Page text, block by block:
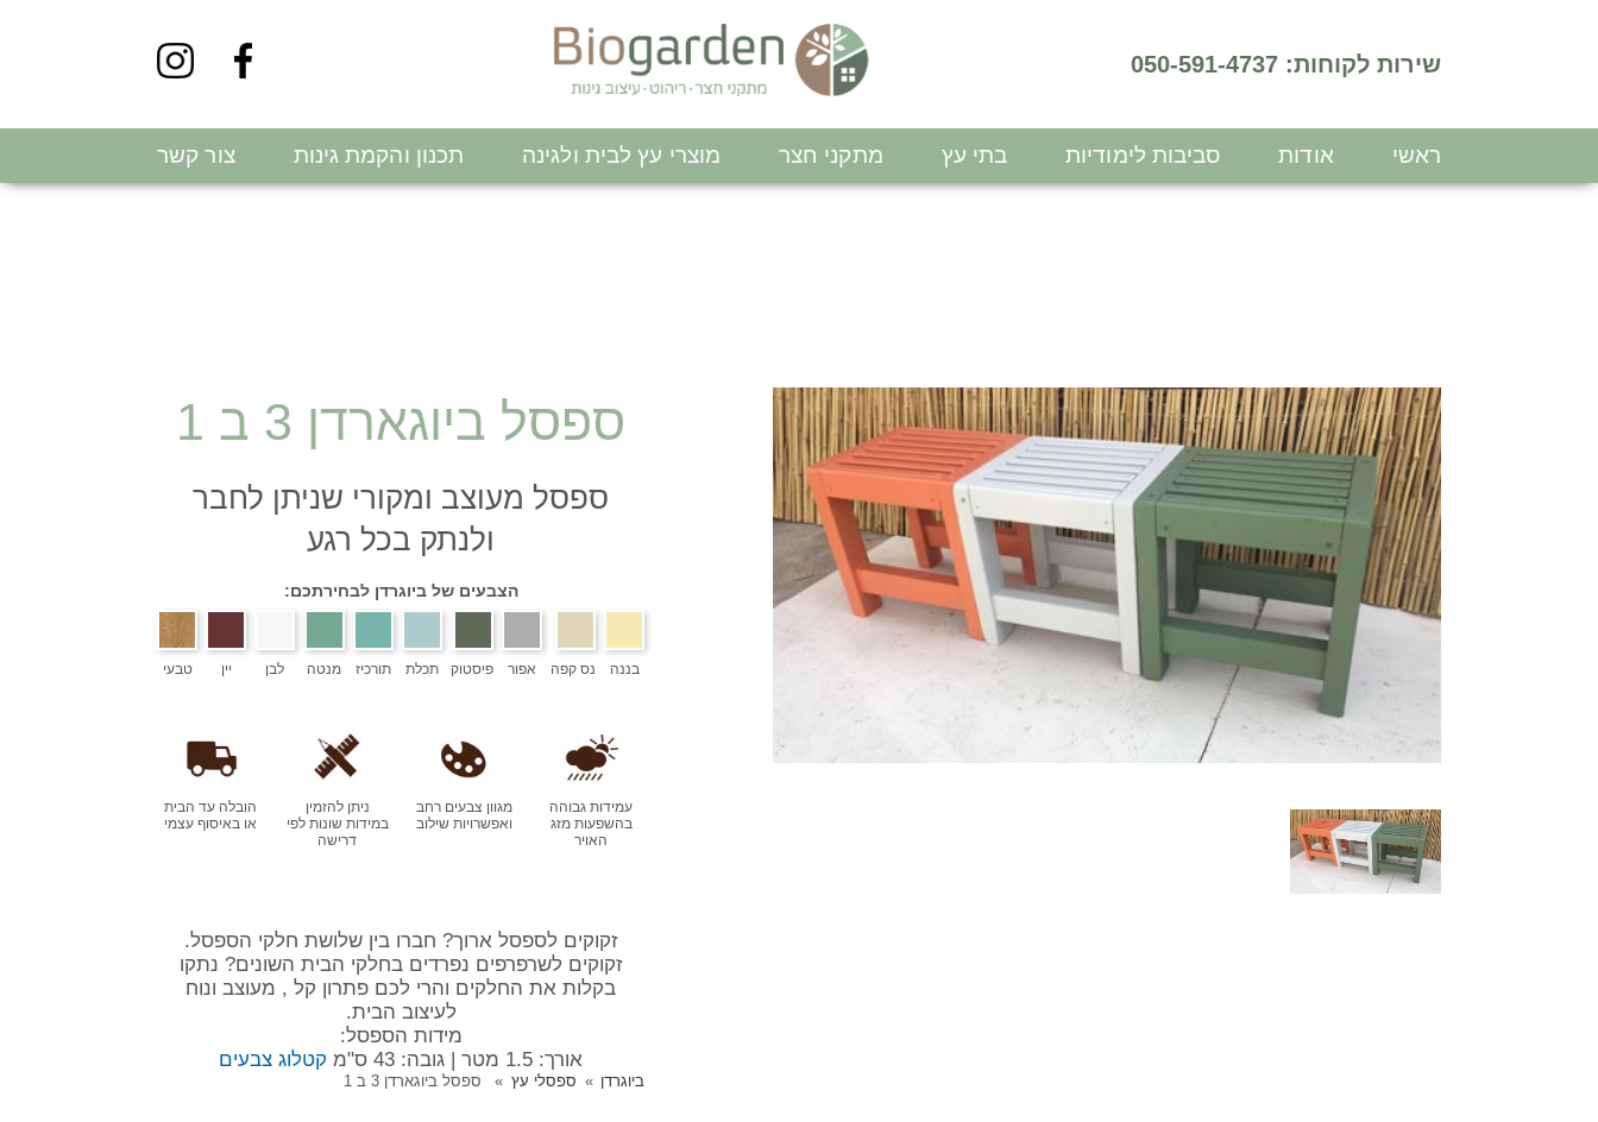
שירות לקוחות: 050-591-4737
ראשי אודות סביבות לימודיות בתי עץ מתקני חצר מוצרי עץ לבית ולגינה תכנון והקמת גינות צור קשר
ספסל ביוגארדן 3 ב 1
ספסל מעוצב ומקורי שניתן לחבר
ולנתק בכל רגע
הצבעים של ביוגרדן לבחירתכם:
בננה נס קפה אפור פיסטוק תכלת תורכיז מנטה לבן יין טבעי
עמידות גבוהה
בהשפעות מזג
האויר
מגוון צבעים רחב
ואפשרויות שילוב
ניתן להזמין
במידות שונות לפי
דרישה
הובלה עד הבית
או באיסוף עצמי
זקוקים לספסל ארוך? חברו בין שלושת חלקי הספסל.
זקוקים לשרפרפים נפרדים בחלקי הבית השונים? נתקו
בקלות את החלקים והרי לכם פתרון קל , מעוצב ונוח
לעיצוב הבית.
מידות הספסל:
אורך: 1.5 מטר | גובה: 43 ס"מ
קטלוג צבעים
ביוגרדן ספסלי עץ ספסל ביוגארדן 3 ב 1